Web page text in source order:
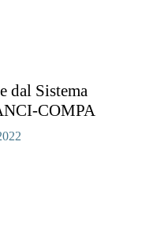
dal Sistema
COMPA